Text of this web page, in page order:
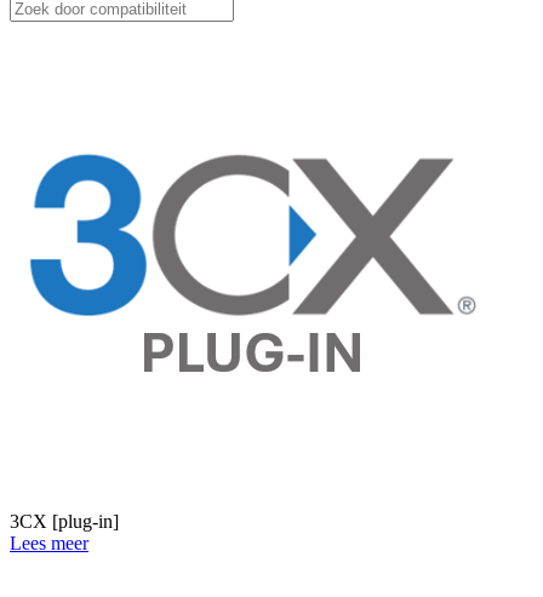
3CX [plug-in]
Lees meer